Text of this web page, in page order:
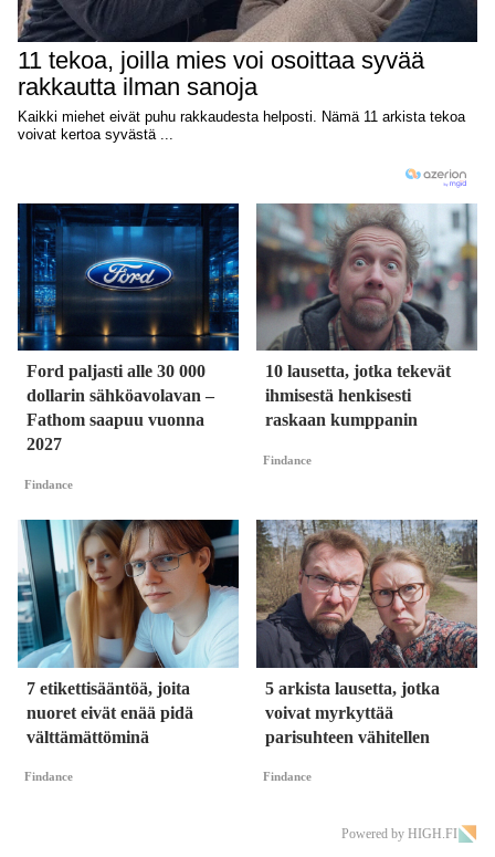
Ford paljasti alle 30 000
dollarin sähköavolavan –
Fathom saapuu vuonna
2027
Findance
10 lausetta, jotka tekevät
ihmisestä henkisesti
raskaan kumppanin
Findance
7 etikettisääntöä, joita
nuoret eivät enää pidä
välttämättöminä
Findance
5 arkista lausetta, jotka
voivat myrkyttää
parisuhteen vähitellen
Findance
Powered by HIGH.FI